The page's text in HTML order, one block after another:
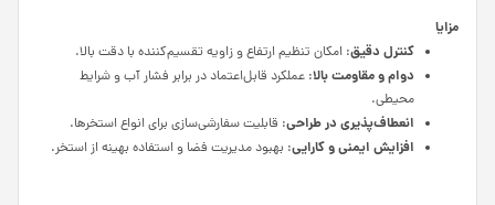
مزایا
کنترل دقیق: امکان تنظیم ارتفاع و زاویه تقسیم‌کننده با دقت بالا.
دوام و مقاومت بالا: عملکرد قابل‌اعتماد در برابر فشار آب و شرایط
محیطی.
انعطاف‌پذیری در طراحی: قابلیت سفارشی‌سازی برای انواع استخرها.
افزایش ایمنی و کارایی: بهبود مدیریت فضا و استفاده بهینه از استخر.